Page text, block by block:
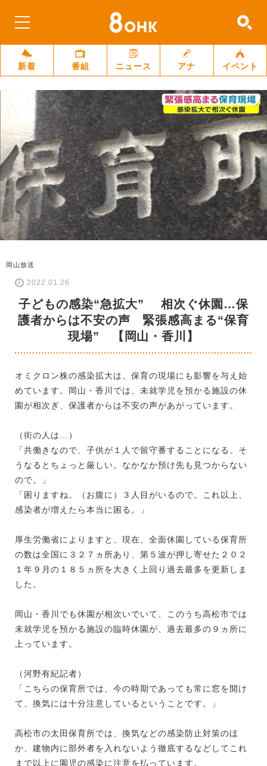
新着 番組 ニュース アナ イベント
岡山放送
2022.01.26
子どもの感染“急拡大” 相次ぐ休園…保
護者からは不安の声 緊張感高まる“保育
現場” 【岡山・香川】
オミクロン株の感染拡大は、保育の現場にも影響を与え始
めています。岡山・香川では、未就学児を預かる施設の休
園が相次ぎ、保護者からは不安の声があがっています。
（街の人は…）
「共働きなので、子供が１人で留守番することになる。そ
うなるとちょっと厳しい。なかなか預け先も見つからない
ので。」
「困りますね。（お腹に）３人目がいるので。これ以上、
感染者が増えたら本当に困る。」
厚生労働省によりますと、現在、全面休園している保育所
の数は全国に３２７ヵ所あり、第５波が押し寄せた２０２
１年９月の１８５ヵ所を大きく上回り過去最多を更新しま
した。
岡山・香川でも休園が相次いでいて、このうち高松市では
未就学児を預かる施設の臨時休園が、過去最多の９ヵ所に
上っています。
（河野有紀記者）
「こちらの保育所では、今の時期であっても常に窓を開け
て、換気には十分注意しているということです。」
高松市の太田保育所では、換気などの感染防止対策のほ
か、建物内に部外者を入れないよう徹底するなどしてこれ
まで以上に園児の感染に注意を払っています。